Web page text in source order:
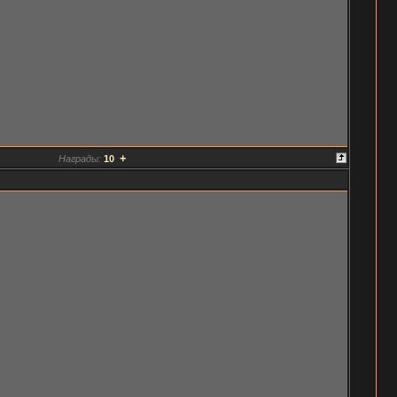
Награды: 10 +